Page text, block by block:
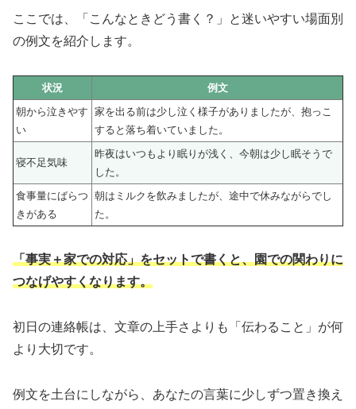
ここでは、「こんなときどう書く？」と迷いやすい場面別
の例文を紹介します。
状況
例文
朝から泣きやす
い
家を出る前は少し泣く様子がありましたが、抱っこ
すると落ち着いていました。
寝不足気味
昨夜はいつもより眠りが浅く、今朝は少し眠そうで
した。
食事量にばらつ
きがある
朝はミルクを飲みましたが、途中で休みながらでし
た。
「事実＋家での対応」をセットで書くと、園での関わりに
つなげやすくなります。
初日の連絡帳は、文章の上手さよりも「伝わること」が何
より大切です。
例文を土台にしながら、あなたの言葉に少しずつ置き換え